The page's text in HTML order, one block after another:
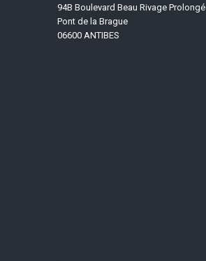
94B Boulevard Beau Rivage Prolongé
Pont de la Brague
06600 ANTIBES